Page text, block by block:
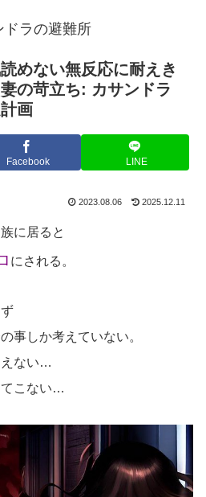
ドラの避難所
めない無反応に耐えき
の苛立ち: カサンドラ
画
Facebook LINE
2023.08.06 2025.12.11
に居ると
にされる。
事しか考えていない。
えない…
てこない…